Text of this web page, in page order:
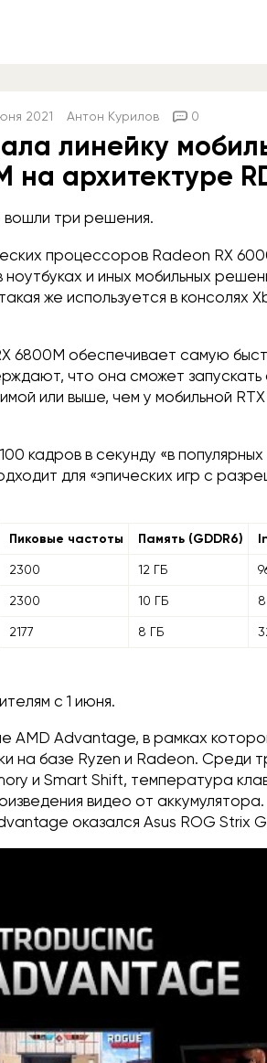
2021 Антон Курилов 0
линейку
на архитектуре
вошли три решения.
процессоров Radeon RX
и иных мобильных
же используется в консолях
6800M обеспечивает самую
что она сможет
или выше, чем у мобильной
кадров в секунду «в популярных
для «эпических игр с
Пиковые частоты Память (GDDR6)
2300 12 ГБ
2300 10 ГБ
2177 8 ГБ
с 1 июня.
AMD Advantage, в рамках
на базе Ryzen и Radeon. Среди
и Smart Shift, температура
видео от
оказался Asus ROG Strix